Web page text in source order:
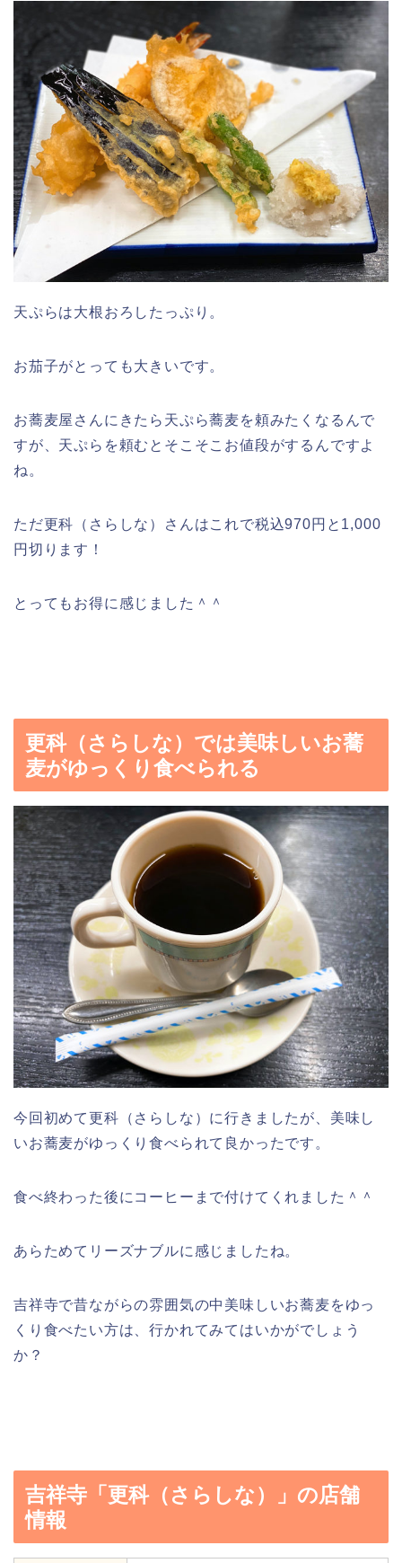
天ぷらは大根おろしたっぷり。
お茄子がとっても大きいです。
お蕎麦屋さんにきたら天ぷら蕎麦を頼みたくなるんで
すが、天ぷらを頼むとそこそこお値段がするんですよ
ね。
ただ更科（さらしな）さんはこれで税込970円と1,000
円切ります！
とってもお得に感じました＾＾
更科（さらしな）では美味しいお蕎
麦がゆっくり食べられる
今回初めて更科（さらしな）に行きましたが、美味し
いお蕎麦がゆっくり食べられて良かったです。
食べ終わった後にコーヒーまで付けてくれました＾＾
あらためてリーズナブルに感じましたね。
吉祥寺で昔ながらの雰囲気の中美味しいお蕎麦をゆっ
くり食べたい方は、行かれてみてはいかがでしょう
か？
吉祥寺「更科（さらしな）」の店舗
情報